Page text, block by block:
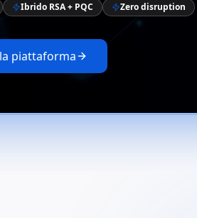
Ibrido RSA + PQC Zero disruption
piattaforma